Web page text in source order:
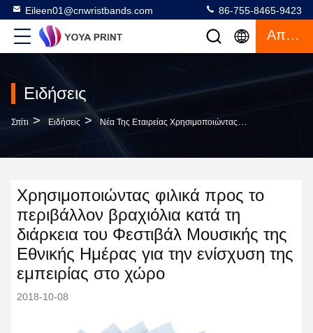
Eileen01@cnwristbands.com 86-755-8465-9423
Απόσπασμα
Ειδήσεις
Σπίτι > Ειδήσεις > Νέα Της Εταιρείας Χρησιμοποιώντας Φιλικά Προς Το Περιβάλλον Βραχιόλια Κατά Τη Διάρκεια Του Φεστιβάλ Μουσικής Της Εθνικής Ημέρας Για Την Ενίσχυση Της Εμπειρίας Στο Χώρο
Χρησιμοποιώντας φιλικά προς το
περιβάλλον βραχιόλια κατά τη
διάρκεια του Φεστιβάλ Μουσικής της
Εθνικής Ημέρας για την ενίσχυση της
εμπειρίας στο χώρο
2018-10-08